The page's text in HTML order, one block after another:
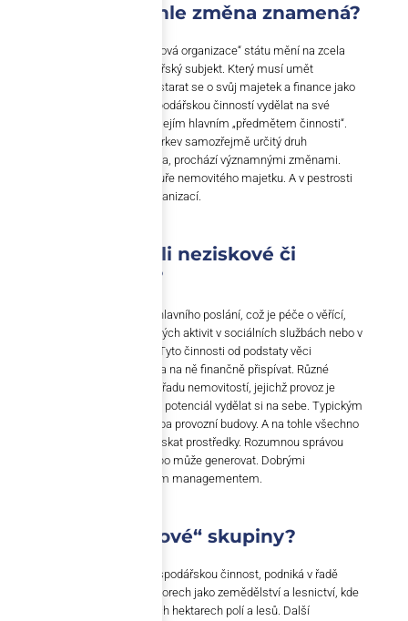
Co konkrétně tahle změna znamená?
Jednoduše řečeno se „příspěvková organizace“ státu mění na zcela
samostatný, nezávislý hospodářský subjekt. Který musí umět
hospodařit na svém a za své a starat se o svůj majetek a finance jako
firma. Církev si musí umět hospodářskou činností vydělat na své
nevýdělečné aktivity, které jsou jejím hlavním „předmětem činnosti“.
Což není vůbec snadné. A byť církev samozřejmě určitý druh
finančního řízení nastavený měla, prochází významnými změnami.
Obtížnost tkví ale také ve struktuře nemovitého majetku. A v pestrosti
aktivit církve a jí zřizovaných organizací.
Máte tím na mysli neziskové či
charitní aktivity?
Přesně tak. Církev vedle svého hlavního poslání, což je péče o věřící,
zajišťuje řadu dalších dobročinných aktivit v sociálních službách nebo v
oblasti zdravotnictví a školství. Tyto činnosti od podstaty věci
nepřinášejí zisk, spíše je potřeba na ně finančně přispívat. Různé
církevní organizace také vlastní řadu nemovitostí, jejichž provoz je
velmi nákladný, a přitom nemají potenciál vydělat si na sebe. Typickým
příkladem jsou kostely nebo třeba provozní budovy. A na tohle všechno
církev musí umět někde jinde získat prostředky. Rozumnou správou
majetku, který zisk generuje nebo může generovat. Dobrými
investicemi. A dobrým finančním managementem.
Co patří do „ziskové“ skupiny?
Církev vyvíjí velmi rozsáhlou hospodářskou činnost, podniká v řadě
oblastí. Nejvíce v „tradičních“ oborech jako zemědělství a lesnictví, kde
hospodaří na více jak 100 tisících hektarech polí a lesů. Další